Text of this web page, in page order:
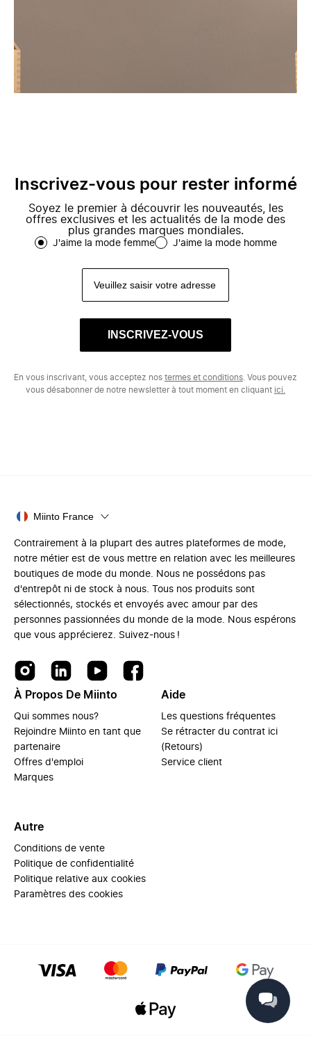
Inscrivez-vous pour rester informé
Soyez le premier à découvrir les nouveautés, les
offres exclusives et les actualités de la mode des
plus grandes marques mondiales.
J'aime la mode femme J'aime la mode homme
INSCRIVEZ-VOUS
En vous inscrivant, vous acceptez nos termes et conditions . Vous pouvez
vous désabonner de notre newsletter à tout moment en cliquant ici.
Miinto France
Contrairement à la plupart des autres plateformes de mode,
notre métier est de vous mettre en relation avec les meilleures
boutiques de mode du monde. Nous ne possédons pas
d'entrepôt ni de stock à nous. Tous nos produits sont
sélectionnés, stockés et envoyés avec amour par des
personnes passionnées du monde de la mode. Nous espérons
que vous apprécierez. Suivez-nous !
À Propos De Miinto
Qui sommes nous?
Rejoindre Miinto en tant que
partenaire
Offres d'emploi
Marques
Aide
Les questions fréquentes
Se rétracter du contrat ici
(Retours)
Service client
Autre
Conditions de vente
Politique de confidentialité
Politique relative aux cookies
Paramètres des cookies